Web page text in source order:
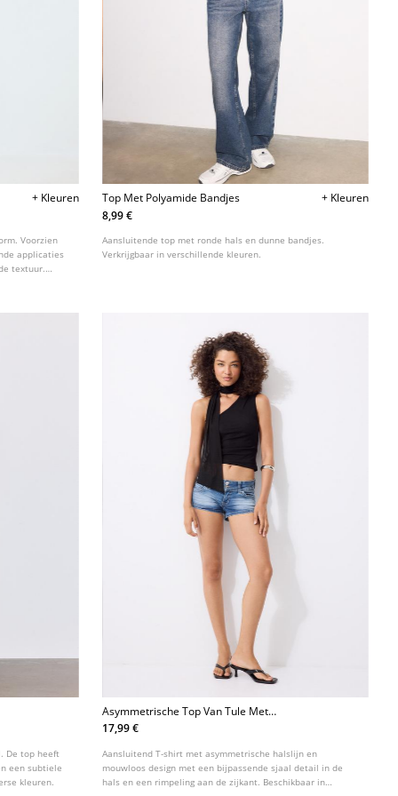
+ Kleuren
Voorzien
applicaties
textuur.
Top Met Polyamide Bandjes
+ Kleuren
8,99 €
Aansluitende top met ronde hals en dunne bandjes.
Verkrijgbaar in verschillende kleuren.
De top heeft
een subtiele
kleuren.
Asymmetrische Top Van Tule Met
Sjaal
17,99 €
Aansluitend T-shirt met asymmetrische halslijn en
mouwloos design met een bijpassende sjaal detail in de
hals en een rimpeling aan de zijkant. Beschikbaar in